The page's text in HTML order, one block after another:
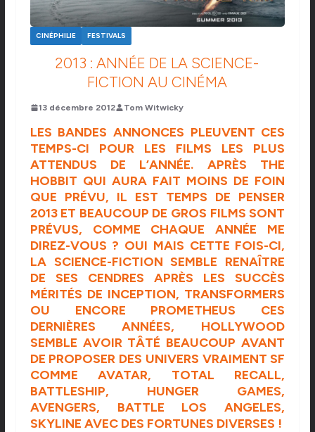
CINÉPHILIE FESTIVALS
2013 : ANNÉE DE LA SCIENCE-
FICTION AU CINÉMA
13 décembre 2012 Tom Witwicky
LES BANDES ANNONCES PLEUVENT CES
TEMPS-CI POUR LES FILMS LES PLUS
ATTENDUS DE L’ANNÉE. APRÈS THE
HOBBIT QUI AURA FAIT MOINS DE FOIN
QUE PRÉVU, IL EST TEMPS DE PENSER
2013 ET BEAUCOUP DE GROS FILMS SONT
PRÉVUS, COMME CHAQUE ANNÉE ME
DIREZ-VOUS ? OUI MAIS CETTE FOIS-CI,
LA SCIENCE-FICTION SEMBLE RENAÎTRE
DE SES CENDRES APRÈS LES SUCCÈS
MÉRITÉS DE INCEPTION, TRANSFORMERS
OU ENCORE PROMETHEUS CES
DERNIÈRES ANNÉES, HOLLYWOOD
SEMBLE AVOIR TÂTÉ BEAUCOUP AVANT
DE PROPOSER DES UNIVERS VRAIMENT SF
COMME AVATAR, TOTAL RECALL,
BATTLESHIP, HUNGER GAMES,
AVENGERS, BATTLE LOS ANGELES,
SKYLINE AVEC DES FORTUNES DIVERSES !